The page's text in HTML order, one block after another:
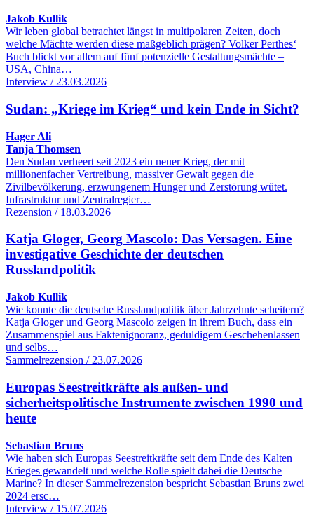
Jakob Kullik
Wir leben global betrachtet längst in multipolaren Zeiten, doch
welche Mächte werden diese maßgeblich prägen? Volker Perthes‘
Buch blickt vor allem auf fünf potenzielle Gestaltungsmächte –
USA, China…
Interview / 23.03.2026
Sudan: „Kriege im Krieg“ und kein Ende in Sicht?
Hager Ali
Tanja Thomsen
Den Sudan verheert seit 2023 ein neuer Krieg, der mit
millionenfacher Vertreibung, massiver Gewalt gegen die
Zivilbevölkerung, erzwungenem Hunger und Zerstörung wütet.
Infrastruktur und Zentralregier…
Rezension / 18.03.2026
Katja Gloger, Georg Mascolo: Das Versagen. Eine
investigative Geschichte der deutschen
Russlandpolitik
Jakob Kullik
Wie konnte die deutsche Russlandpolitik über Jahrzehnte scheitern?
Katja Gloger und Georg Mascolo zeigen in ihrem Buch, dass ein
Zusammenspiel aus Faktenignoranz, geduldigem Geschehenlassen
und selbs…
Sammelrezension / 23.07.2026
Europas Seestreitkräfte als außen- und
sicherheitspolitische Instrumente zwischen 1990 und
heute
Sebastian Bruns
Wie haben sich Europas Seestreitkräfte seit dem Ende des Kalten
Krieges gewandelt und welche Rolle spielt dabei die Deutsche
Marine? In dieser Sammelrezension bespricht Sebastian Bruns zwei
2024 ersc…
Interview / 15.07.2026